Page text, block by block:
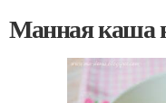
Манная каша